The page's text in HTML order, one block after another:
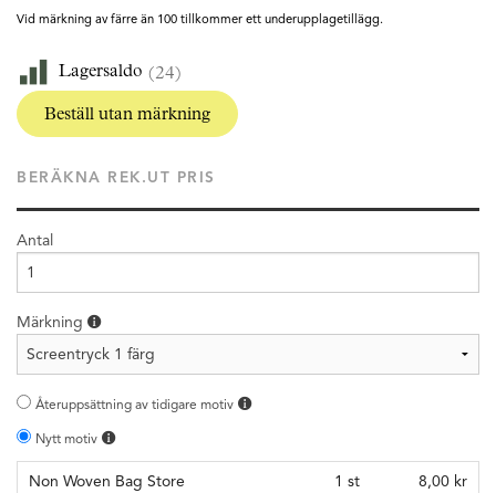
Vid märkning av färre än 100 tillkommer ett underupplagetillägg.
Lagersaldo (24)
Beställ utan märkning
BERÄKNA REK.UT PRIS
Antal
Märkning
Återuppsättning av tidigare motiv
Nytt motiv
Non Woven Bag Store 1 st 8,00 kr